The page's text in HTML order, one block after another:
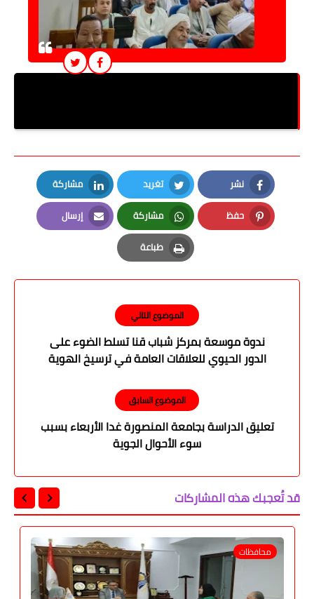
نشر
Facebook
تغريد
Twitter
مشاركة
LinkedIn
حفظ
Pinterest
مشاركة
Whatsapp
إرسال
Email
طباعة
Print
الموضوع التالي
ندوة موسعة بمركز شباب قنا تسلط الضوء على
الدور الحيوي للعلاقات العامة في ترسيخ الهوية
الموضوع السابق
تعليق الدراسة بجامعة المنصورة غدا الأربعاء بسبب
سوء الأحوال الجوية
قد تُعجبك هذه المشاركات
محافظات